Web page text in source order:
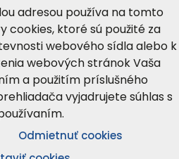
adresou používa na tomto
cookies, ktoré sú použité za
webového sídla alebo k
webových stránok Vaša
a použitím príslušného
vyjadrujete súhlas s
Odmietnuť cookies